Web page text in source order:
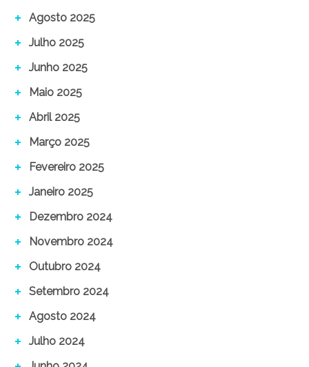
Agosto 2025
Julho 2025
Junho 2025
Maio 2025
Abril 2025
Março 2025
Fevereiro 2025
Janeiro 2025
Dezembro 2024
Novembro 2024
Outubro 2024
Setembro 2024
Agosto 2024
Julho 2024